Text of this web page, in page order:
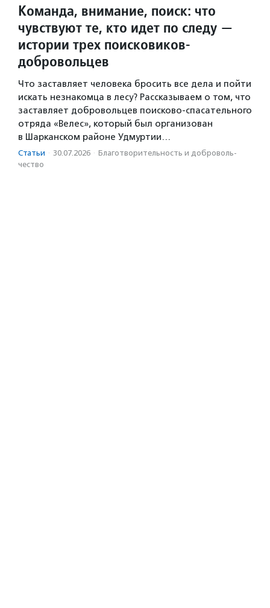
Команда, внимание, поиск: что
чувствуют те, кто идет по следу —
истории трех поисковиков-
добровольцев
Что заставляет человека бросить все дела и пойти
искать незнакомца в лесу? Рассказываем о том, что
заставляет добровольцев поисково-спасательного
отряда «Велес», который был организован
в Шарканском районе Удмуртии…
Статьи · 30.07.2026 · Благотвори­тель­ность и доброволь­
чест­во